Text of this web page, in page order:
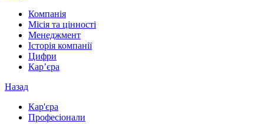
Компанія
Місія та цінності
Менеджмент
Історія компанії
Цифри
Кар’єра
Назад
Кар'єра
Професіонали